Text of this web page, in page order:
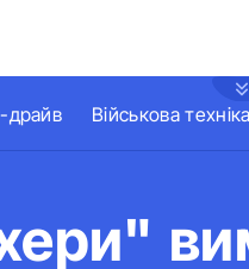
драйв Військова техніка